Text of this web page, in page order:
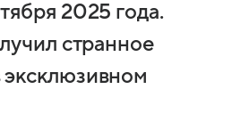
2025 года.
странное